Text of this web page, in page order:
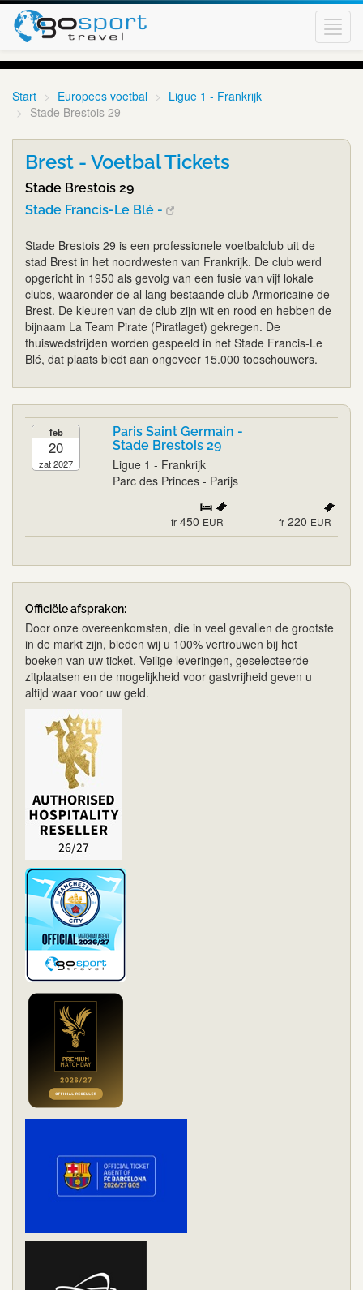
Start Europees voetbal
Ligue 1 - Frankrijk
Stade Brestois 29
Brest - Voetbal Tickets
Stade Brestois 29
Stade Francis-Le Blé -
Stade Brestois 29 is een professionele voetbalclub uit de
stad Brest in het noordwesten van Frankrijk. De club werd
opgericht in 1950 als gevolg van een fusie van vijf lokale
clubs, waaronder de al lang bestaande club Armoricaine de
Brest. De kleuren van de club zijn wit en rood en hebben de
bijnaam La Team Pirate (Piratlaget) gekregen. De
thuiswedstrijden worden gespeeld in het Stade Francis-Le
Blé, dat plaats biedt aan ongeveer 15.000 toeschouwers.
feb
20
zat 2027
Paris Saint Germain -
Stade Brestois 29
Ligue 1 - Frankrijk
Parc des Princes - Parijs
fr 450 EUR fr 220 EUR
Officiële afspraken:
Door onze overeenkomsten, die in veel gevallen de grootste
in de markt zijn, bieden wij u 100% vertrouwen bij het
boeken van uw ticket. Veilige leveringen, geselecteerde
zitplaatsen en de mogelijkheid voor gastvrijheid geven u
altijd waar voor uw geld.